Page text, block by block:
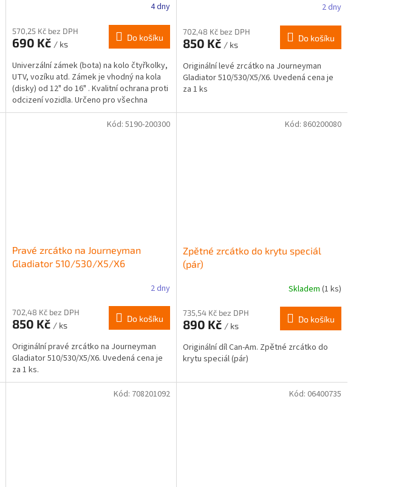
4 dny
570,25 Kč bez DPH
690 Kč / ks
Do košíku
Univerzální zámek (bota) na kolo čtyřkolky,
UTV, vozíku atd. Zámek je vhodný na kola
(disky) od 12" do 16" . Kvalitní ochrana proti
odcizení vozidla. Určeno pro všechna
vozidla...
2 dny
702,48 Kč bez DPH
850 Kč / ks
Do košíku
Originální levé zrcátko na Journeyman
Gladiator 510/530/X5/X6. Uvedená cena je
za 1 ks
Pravé zrcátko na Journeyman
Gladiator 510/530/X5/X6
2 dny
702,48 Kč bez DPH
850 Kč / ks
Do košíku
Originální pravé zrcátko na Journeyman
Gladiator 510/530/X5/X6. Uvedená cena je
za 1 ks.
Kód: 5190-200300
Zpětné zrcátko do krytu speciál
(pár)
Skladem (1 ks)
735,54 Kč bez DPH
890 Kč / ks
Do košíku
Originální díl Can-Am. Zpětné zrcátko do
krytu speciál (pár)
Kód: 860200080
Kód: 708201092 Kód: 06400735